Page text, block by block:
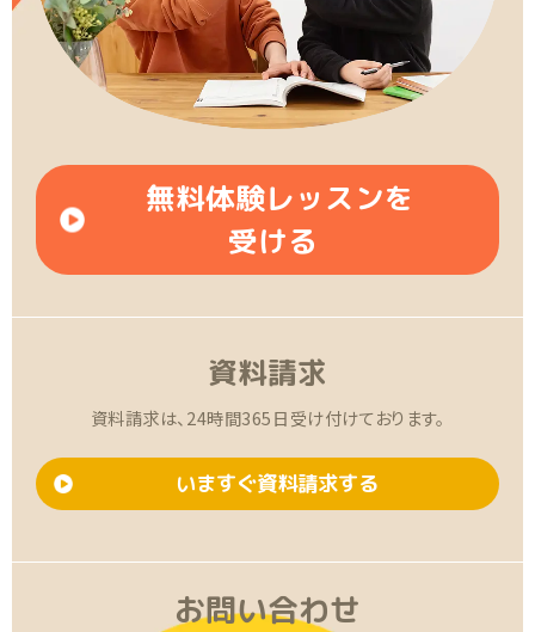
無料体験レッスンを
受ける
資料請求
資料請求は、24時間365日受け付けております。
いますぐ資料請求する
お問い合わせ